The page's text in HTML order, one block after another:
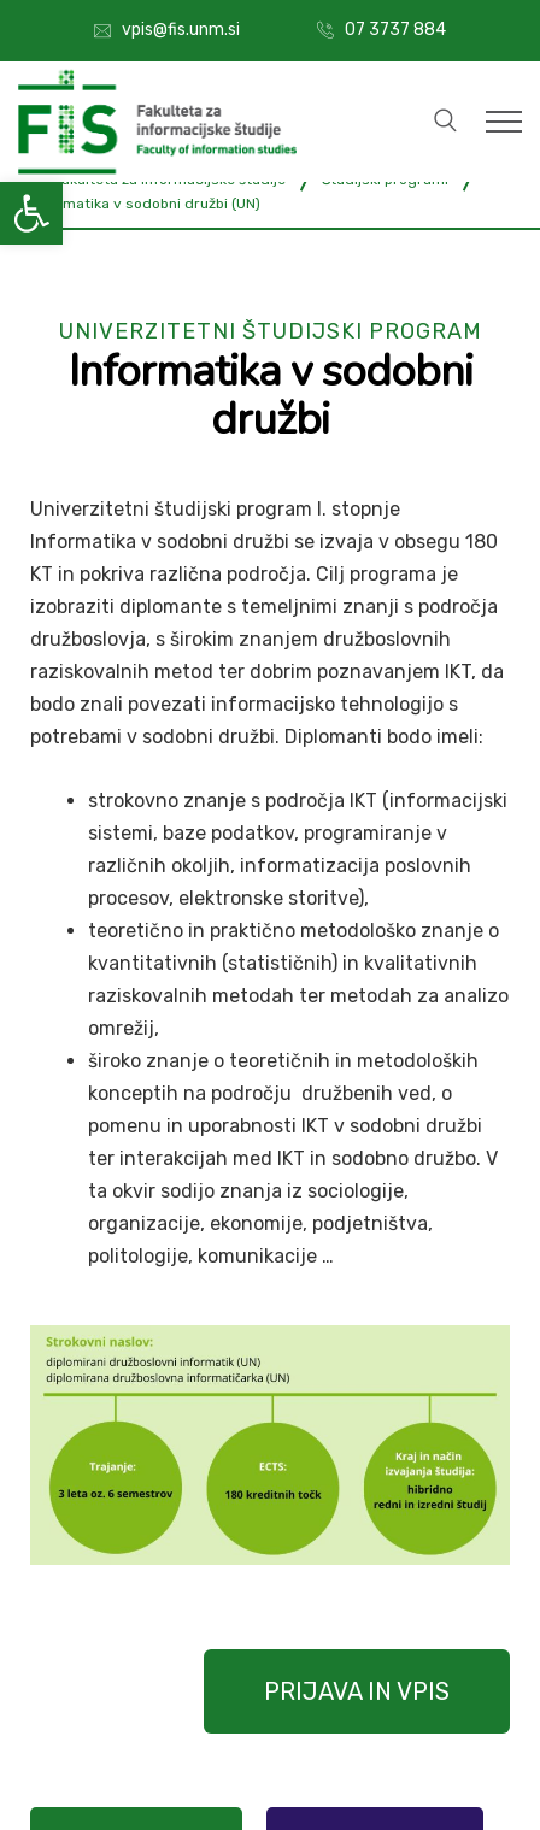
Open toolbar
vpis@fis.unm.si 07 3737 884
FIŠ - Fakulteta za informacijske študije
Študijski programi
Informatika v sodobni družbi (UN)
UNIVERZITETNI ŠTUDIJSKI PROGRAM
Informatika v sodobni
družbi
Univerzitetni študijski program I. stopnje
Informatika v sodobni družbi se izvaja v obsegu 180
KT in pokriva različna področja. Cilj programa je
izobraziti diplomante s temeljnimi znanji s področja
družboslovja, s širokim znanjem družboslovnih
raziskovalnih metod ter dobrim poznavanjem IKT, da
bodo znali povezati informacijsko tehnologijo s
potrebami v sodobni družbi. Diplomanti bodo imeli:
strokovno znanje s področja IKT (informacijski
sistemi, baze podatkov, programiranje v
različnih okoljih, informatizacija poslovnih
procesov, elektronske storitve),
teoretično in praktično metodološko znanje o
kvantitativnih (statističnih) in kvalitativnih
raziskovalnih metodah ter metodah za analizo
omrežij,
široko znanje o teoretičnih in metodoloških
konceptih na področju družbenih ved, o
pomenu in uporabnosti IKT v sodobni družbi
ter interakcijah med IKT in sodobno družbo. V
ta okvir sodijo znanja iz sociologije,
organizacije, ekonomije, podjetništva,
politologije, komunikacije …
PRIJAVA IN VPIS